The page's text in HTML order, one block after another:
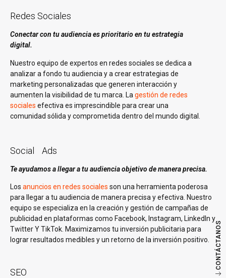
CONTÁCTANOS
Redes Sociales
Conectar con tu audiencia es prioritario en tu estrategia
digital.
Nuestro equipo de expertos en redes sociales se dedica a
analizar a fondo tu audiencia y a crear estrategias de
marketing personalizadas que generen interacción y
aumenten la visibilidad de tu marca. La gestión de redes
sociales efectiva es imprescindible para crear una
comunidad sólida y comprometida dentro del mundo digital.
Social Ads
Te ayudamos a llegar a tu audiencia objetivo de manera precisa.
Los anuncios en redes sociales son una herramienta poderosa
para llegar a tu audiencia de manera precisa y efectiva. Nuestro
equipo se especializa en la creación y gestión de campañas de
publicidad en plataformas como Facebook, Instagram, LinkedIn y
Twitter Y TikTok. Maximizamos tu inversión publicitaria para
lograr resultados medibles y un retorno de la inversión positivo.
SEO